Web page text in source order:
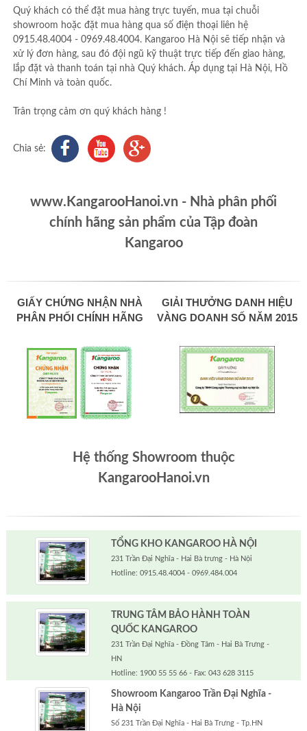
Quý khách có thể đặt mua hàng trực tuyến, mua tại chuỗi
showroom hoặc đặt mua hàng qua số điện thoại liên hệ
0915.48.4004 - 0969.48.4004. Kangaroo Hà Nội sẽ tiếp nhận và
xử lý đơn hàng, sau đó đội ngũ kỹ thuật trực tiếp đến giao hàng,
lắp đặt và thanh toán tại nhà Quý khách. Áp dụng tại Hà Nội, Hồ
Chí Minh và toàn quốc.
Trân trọng cảm ơn quý khách hàng !
Chia sẻ:
www.KangarooHanoi.vn - Nhà phân phối
chính hãng sản phẩm của Tập đoàn
Kangaroo
GIẤY CHỨNG NHẬN NHÀ
PHÂN PHỐI CHÍNH HÃNG
GIẢI THƯỞNG DANH HIỆU
VÀNG DOANH SỐ NĂM 2015
Hệ thống Showroom thuộc
KangarooHanoi.vn
TỔNG KHO KANGAROO HÀ NỘI
231 Trần Đại Nghĩa - Hai Bà trưng - Hà Nội
Hotline: 0915.48.4004 - 0969.484.004
TRUNG TÂM BẢO HÀNH TOÀN
QUỐC KANGAROO
231 Trần Đại Nghĩa - Đồng Tâm - Hai Bà Trưng -
HN
Hotline: 1900 55 55 66 - Fax: 043 628 3115
Showroom Kangaroo Trần Đại Nghĩa -
Hà Nội
Số 231 Trần Đại Nghĩa - Hai Bà Trưng - Tp.HN